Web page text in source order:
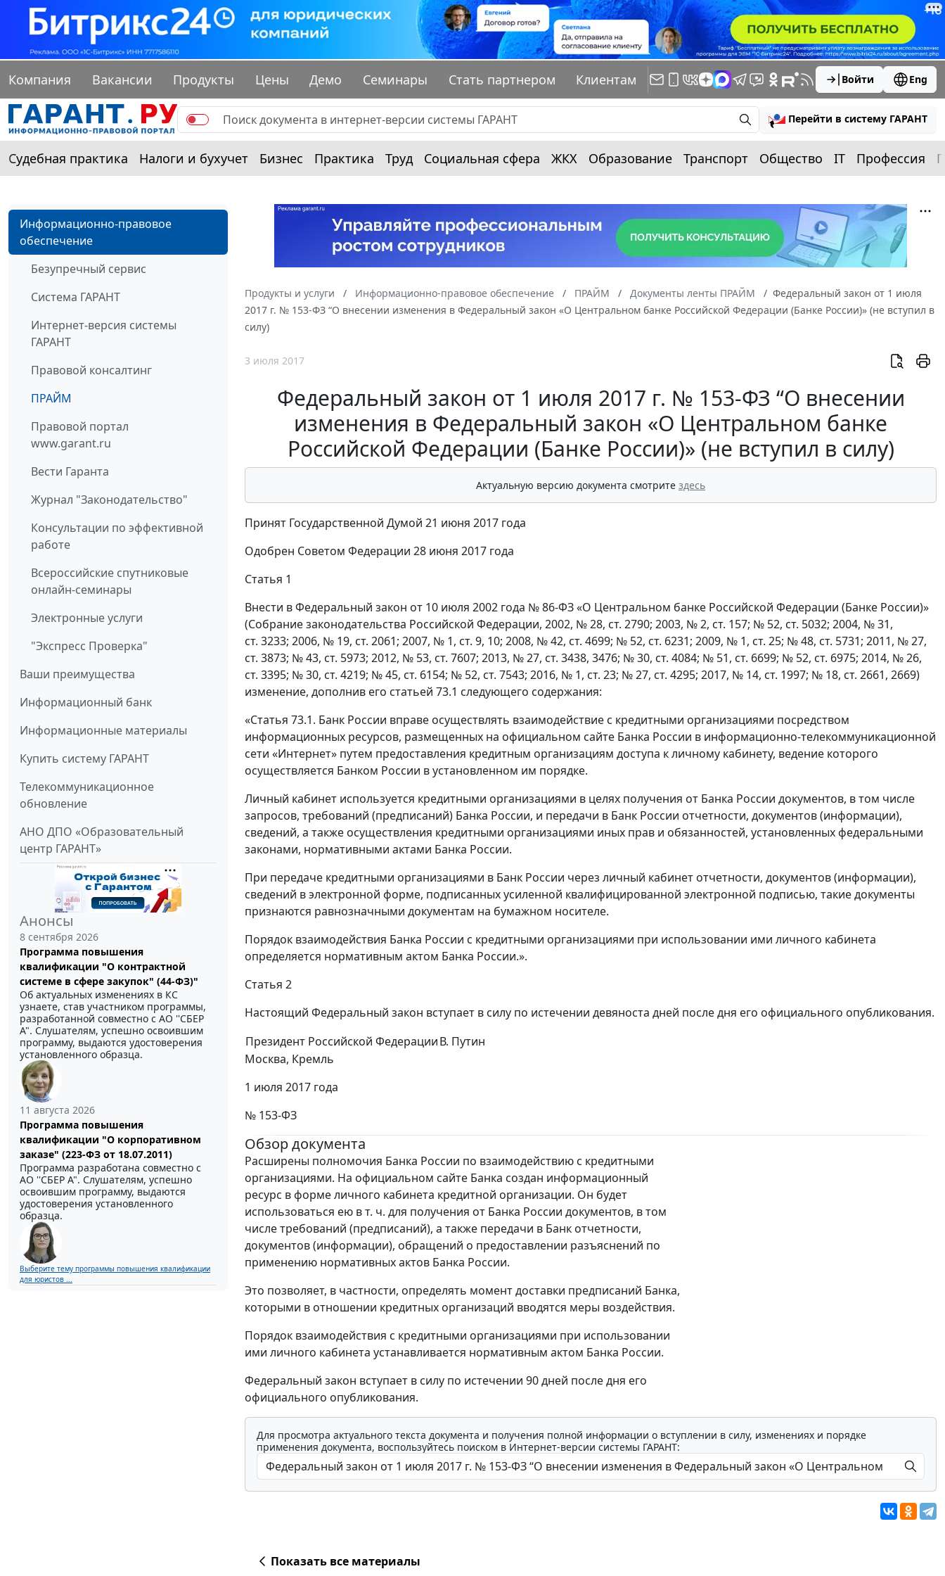
Компания Вакансии Продукты Цены Демо Семинары Стать партнером Клиентам Войти Eng
Перейти в систему ГАРАНТ
Судебная практика Налоги и бухучет Бизнес Практика Труд Социальная сфера ЖКХ Образование Транспорт Общество IT Профессия
Информационно-правовое
обеспечение
Безупречный сервис
Система ГАРАНТ
Интернет-версия системы
ГАРАНТ
Правовой консалтинг
ПРАЙМ
Правовой портал
www.garant.ru
Вести Гаранта
Журнал "Законодательство"
Консультации по эффективной
работе
Всероссийские спутниковые
онлайн-семинары
Электронные услуги
"Экспресс Проверка"
Ваши преимущества
Информационный банк
Информационные материалы
Купить систему ГАРАНТ
Телекоммуникационное
обновление
АНО ДПО «Образовательный
центр ГАРАНТ»
Анонсы
8 сентября 2026
Программа повышения
квалификации "О контрактной
системе в сфере закупок" (44-ФЗ)"
Об актуальных изменениях в КС
узнаете, став участником программы,
разработанной совместно с АО ''СБЕР
А". Слушателям, успешно освоившим
программу, выдаются удостоверения
установленного образца.
11 августа 2026
Программа повышения
квалификации "О корпоративном
заказе" (223-ФЗ от 18.07.2011)
Программа разработана совместно с
АО ''СБЕР А". Слушателям, успешно
освоившим программу, выдаются
удостоверения установленного
образца.
Выберите тему программы повышения квалификации
для юристов ...
Продукты и услуги Информационно-правовое обеспечение ПРАЙМ Документы ленты ПРАЙМ
Федеральный закон от 1 июля
2017 г. № 153-ФЗ “О внесении изменения в Федеральный закон «О Центральном банке Российской Федерации (Банке России)» (не вступил в
силу)
3 июля 2017
Федеральный закон от 1 июля 2017 г. № 153-ФЗ “О внесении
изменения в Федеральный закон «О Центральном банке
Российской Федерации (Банке России)» (не вступил в силу)
Актуальную версию документа смотрите здесь
Принят Государственной Думой 21 июня 2017 года
Одобрен Советом Федерации 28 июня 2017 года
Статья 1
Внести в Федеральный закон от 10 июля 2002 года № 86-ФЗ «О Центральном банке Российской Федерации (Банке России)»
(Собрание законодательства Российской Федерации, 2002, № 28, ст. 2790; 2003, № 2, ст. 157; № 52, ст. 5032; 2004, № 31,
ст. 3233; 2006, № 19, ст. 2061; 2007, № 1, ст. 9, 10; 2008, № 42, ст. 4699; № 52, ст. 6231; 2009, № 1, ст. 25; № 48, ст. 5731; 2011, № 27,
ст. 3873; № 43, ст. 5973; 2012, № 53, ст. 7607; 2013, № 27, ст. 3438, 3476; № 30, ст. 4084; № 51, ст. 6699; № 52, ст. 6975; 2014, № 26,
ст. 3395; № 30, ст. 4219; № 45, ст. 6154; № 52, ст. 7543; 2016, № 1, ст. 23; № 27, ст. 4295; 2017, № 14, ст. 1997; № 18, ст. 2661, 2669)
изменение, дополнив его статьей 73.1 следующего содержания:
«Статья 73.1. Банк России вправе осуществлять взаимодействие с кредитными организациями посредством
информационных ресурсов, размещенных на официальном сайте Банка России в информационно-телекоммуникационной
сети «Интернет» путем предоставления кредитным организациям доступа к личному кабинету, ведение которого
осуществляется Банком России в установленном им порядке.
Личный кабинет используется кредитными организациями в целях получения от Банка России документов, в том числе
запросов, требований (предписаний) Банка России, и передачи в Банк России отчетности, документов (информации),
сведений, а также осуществления кредитными организациями иных прав и обязанностей, установленных федеральными
законами, нормативными актами Банка России.
При передаче кредитными организациями в Банк России через личный кабинет отчетности, документов (информации),
сведений в электронной форме, подписанных усиленной квалифицированной электронной подписью, такие документы
признаются равнозначными документам на бумажном носителе.
Порядок взаимодействия Банка России с кредитными организациями при использовании ими личного кабинета
определяется нормативным актом Банка России.».
Статья 2
Настоящий Федеральный закон вступает в силу по истечении девяноста дней после дня его официального опубликования.
Президент Российской ФедерацииВ. Путин
Москва, Кремль
1 июля 2017 года
№ 153-ФЗ
Обзор документа
Расширены полномочия Банка России по взаимодействию с кредитными
организациями. На официальном сайте Банка создан информационный
ресурс в форме личного кабинета кредитной организации. Он будет
использоваться ею в т. ч. для получения от Банка России документов, в том
числе требований (предписаний), а также передачи в Банк отчетности,
документов (информации), обращений о предоставлении разъяснений по
применению нормативных актов Банка России.
Это позволяет, в частности, определять момент доставки предписаний Банка,
которыми в отношении кредитных организаций вводятся меры воздействия.
Порядок взаимодействия с кредитными организациями при использовании
ими личного кабинета устанавливается нормативным актом Банка России.
Федеральный закон вступает в силу по истечении 90 дней после дня его
официального опубликования.
Для просмотра актуального текста документа и получения полной информации о вступлении в силу, изменениях и порядке
применения документа, воспользуйтесь поиском в Интернет-версии системы ГАРАНТ:
Показать все материалы